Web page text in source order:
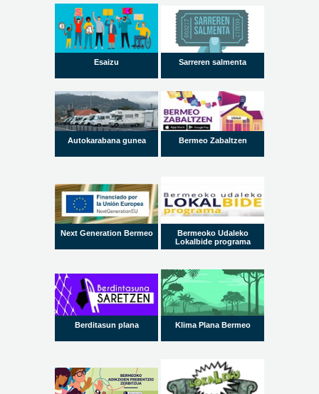
Esaizu Sarreren salmenta
Autokarabana gunea Bermeo Zabaltzen
Next Generation Bermeo
Bermeoko Udaleko
Lokalbide programa
Berditasun plana Klima Plana Bermeo